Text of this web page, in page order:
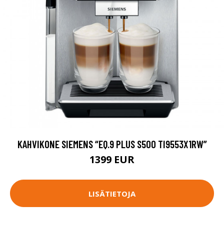
KAHVIKONE SIEMENS “EQ.9 PLUS S500 TI9553X1RW”
1399 EUR
LISÄTIETOJA